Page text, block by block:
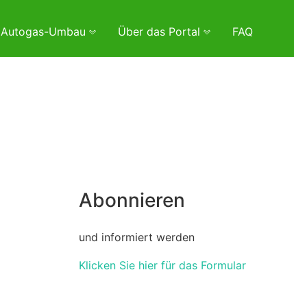
Autogas-Umbau Über das Portal FAQ
Abonnieren
und informiert werden
Klicken Sie hier für das Formular